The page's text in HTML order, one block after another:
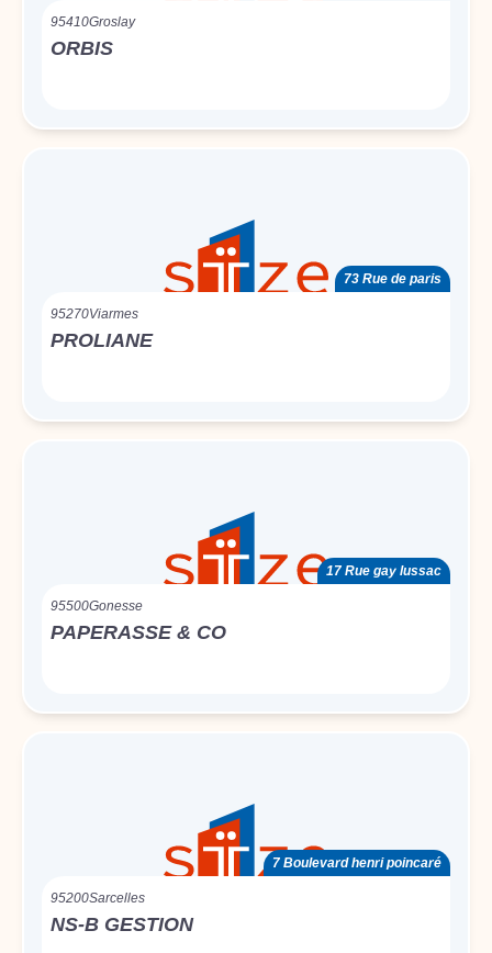
95410Groslay
ORBIS
73 Rue de paris
95270Viarmes
PROLIANE
17 Rue gay lussac
95500Gonesse
PAPERASSE & CO
7 Boulevard henri poincaré
95200Sarcelles
NS-B GESTION